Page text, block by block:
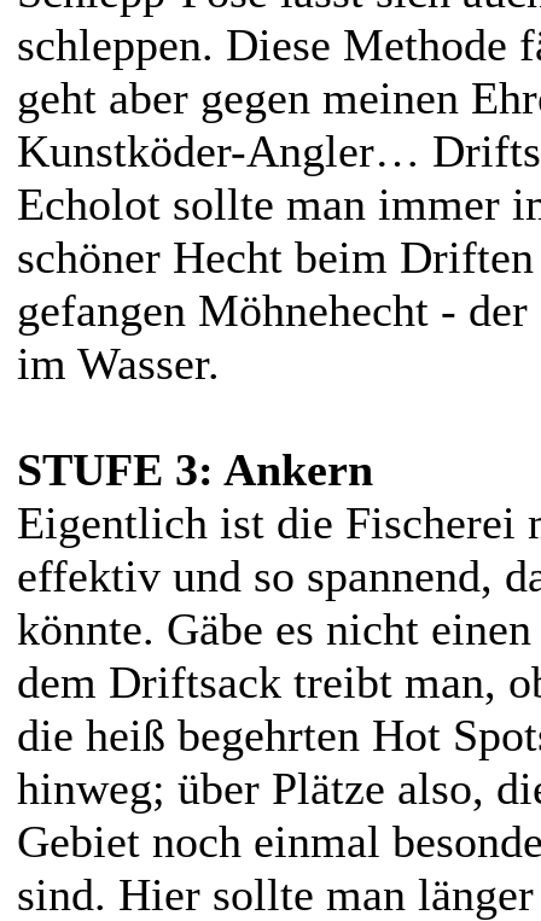
schleppen. Diese Methode
geht aber gegen meinen
Kunstköder-Angler…
Echolot sollte man immer
schöner Hecht beim
gefangen Möhnehecht -
im Wasser.
STUFE 3: Ankern
Eigentlich ist die Fischerei
effektiv und so spannend,
könnte. Gäbe es nicht
dem Driftsack treibt man,
die heiß begehrten Hot
hinweg; über Plätze also,
Gebiet noch einmal
sind. Hier sollte man